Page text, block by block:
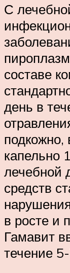
С
составе
день в
подкожно,
капельно
лечебной
средств
в росте и
Гамавит
течение